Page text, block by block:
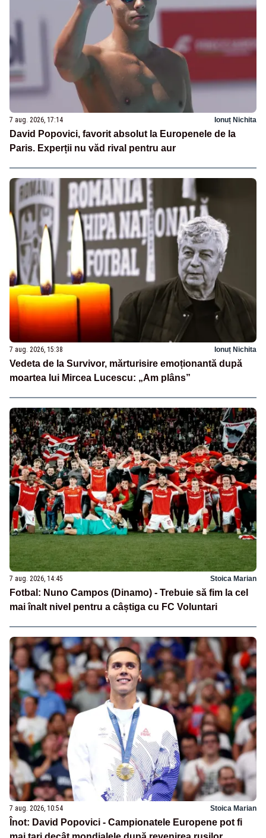
7 aug. 2026, 17:14 Ionuț Nichita
David Popovici, favorit absolut la Europenele de la
Paris. Experții nu văd rival pentru aur
7 aug. 2026, 15:38 Ionuț Nichita
Vedeta de la Survivor, mărturisire emoționantă după
moartea lui Mircea Lucescu: „Am plâns”
7 aug. 2026, 14:45 Stoica Marian
Fotbal: Nuno Campos (Dinamo) - Trebuie să fim la cel
mai înalt nivel pentru a câștiga cu FC Voluntari
7 aug. 2026, 10:54 Stoica Marian
Înot: David Popovici - Campionatele Europene pot fi